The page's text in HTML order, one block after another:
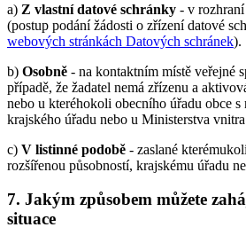
a) Z vlastní datové schránky - v
(postup podání žádosti o zřízení datové
webových stránkách Datových schránek).
b) Osobně - na kontaktním místě veřejné
případě, že žadatel nemá zřízenu a
nebo u kteréhokoli obecního úřadu obce s
krajského úřadu nebo u Ministerstva
c) V listinné podobě - zaslané
rozšířenou působností, krajskému úřadu
7. Jakým způsobem můžete
situace